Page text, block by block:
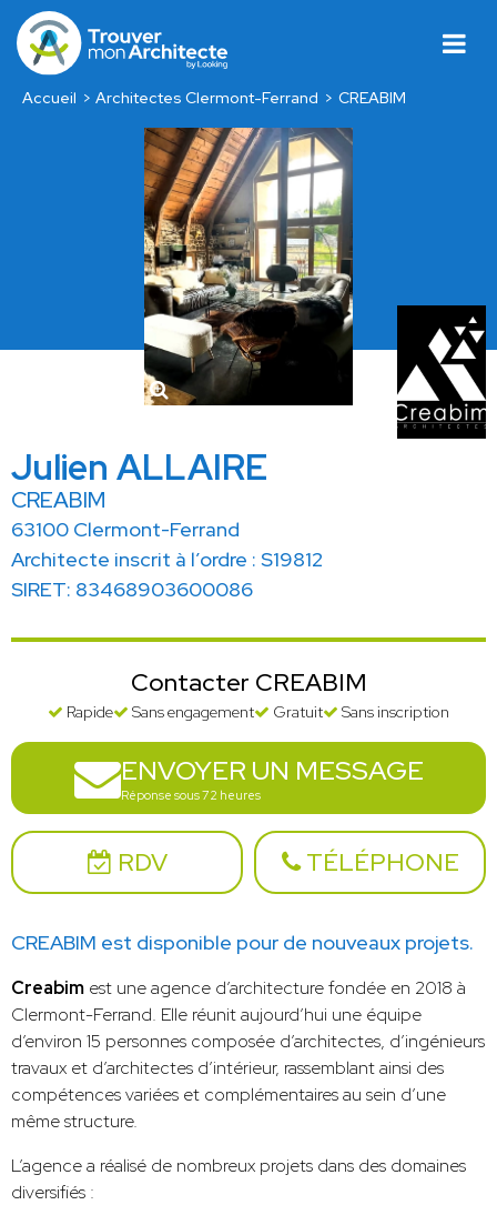
Accueil Architectes Clermont-Ferrand CREABIM
Julien ALLAIRE
CREABIM
63100 Clermont-Ferrand
Architecte inscrit à l’ordre : S19812
SIRET: 83468903600086
Contacter CREABIM
Rapide Sans engagement Gratuit Sans inscription
ENVOYER UN MESSAGE
Réponse sous 72 heures
RDV TÉLÉPHONE
CREABIM est disponible pour de nouveaux projets.
Creabim est une agence d’architecture fondée en 2018 à
Clermont-Ferrand. Elle réunit aujourd’hui une équipe
d’environ 15 personnes composée d’architectes, d’ingénieurs
travaux et d’architectes d’intérieur, rassemblant ainsi des
compétences variées et complémentaires au sein d’une
même structure.
L’agence a réalisé de nombreux projets dans des domaines
diversifiés :